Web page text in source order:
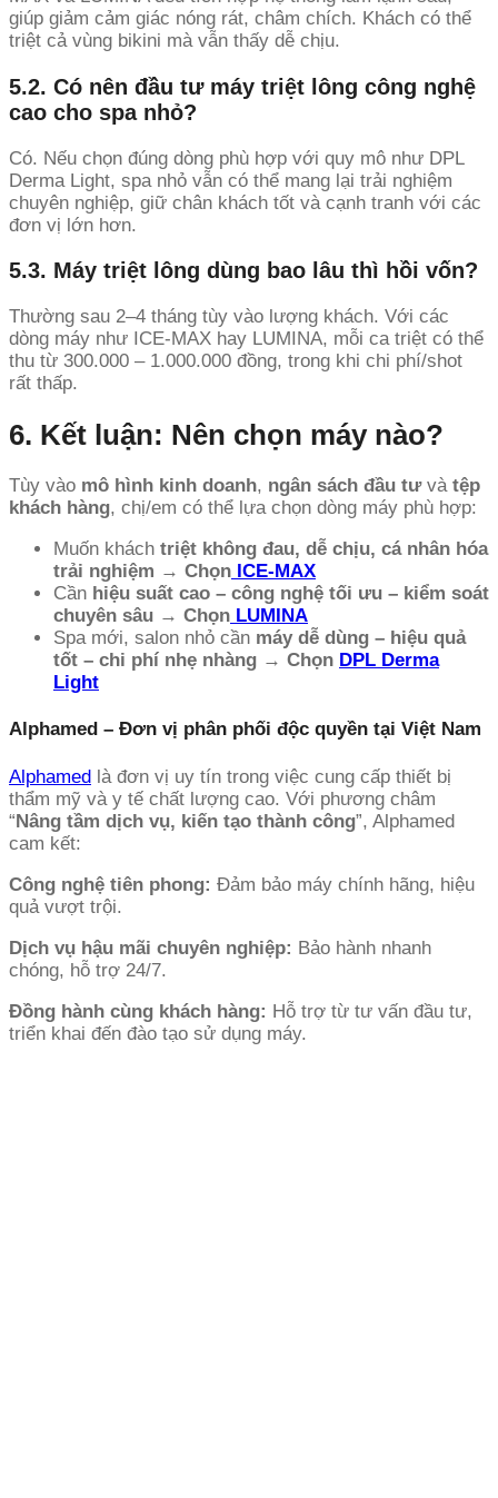
giúp giảm cảm giác nóng rát, châm chích. Khách có thể
triệt cả vùng bikini mà vẫn thấy dễ chịu.
5.2. Có nên đầu tư máy triệt lông công nghệ
cao cho spa nhỏ?
Có. Nếu chọn đúng dòng phù hợp với quy mô như DPL
Derma Light, spa nhỏ vẫn có thể mang lại trải nghiệm
chuyên nghiệp, giữ chân khách tốt và cạnh tranh với các
đơn vị lớn hơn.
5.3. Máy triệt lông dùng bao lâu thì hồi vốn?
Thường sau 2–4 tháng tùy vào lượng khách. Với các
dòng máy như ICE-MAX hay LUMINA, mỗi ca triệt có thể
thu từ 300.000 – 1.000.000 đồng, trong khi chi phí/shot
rất thấp.
6. Kết luận: Nên chọn máy nào?
Tùy vào mô hình kinh doanh, ngân sách đầu tưvà tệp
khách hàng, chị/em có thể lựa chọn dòng máy phù hợp:
Muốn khách triệt không đau, dễ chịu, cá nhân hóa
trải nghiệm → Chọn ICE-MAX
Cần hiệu suất cao – công nghệ tối ưu – kiểm soát
chuyên sâu → Chọn LUMINA
Spa mới, salon nhỏ cần máy dễ dùng – hiệu quả
tốt – chi phí nhẹ nhàng → Chọn DPL Derma
Light
Alphamed – Đơn vị phân phối độc quyền tại Việt Nam
Alphamed là đơn vị uy tín trong việc cung cấp thiết bị
thẩm mỹ và y tế chất lượng cao. Với phương châm
“Nâng tầm dịch vụ, kiến tạo thành công”, Alphamed
cam kết:
Công nghệ tiên phong: Đảm bảo máy chính hãng, hiệu
quả vượt trội.
Dịch vụ hậu mãi chuyên nghiệp: Bảo hành nhanh
chóng, hỗ trợ 24/7.
Đồng hành cùng khách hàng: Hỗ trợ từ tư vấn đầu tư,
triển khai đến đào tạo sử dụng máy.